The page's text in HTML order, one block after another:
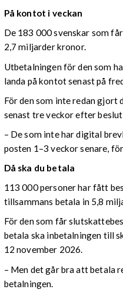
På kontot i veckan
De 183 000 svenskar som
2,7 miljarder kronor.
Utbetalningen för den som
landa på kontot senast på
För den som inte redan gjort
senast tre veckor efter
– De som inte har digital
posten 1–3 veckor senare,
Då ska du betala
113 000 personer har fått
tillsammans betala in 5,8
För den som får
betala ska inbetalningen till
12 november 2026.
– Men det går bra att betala
betalningen.